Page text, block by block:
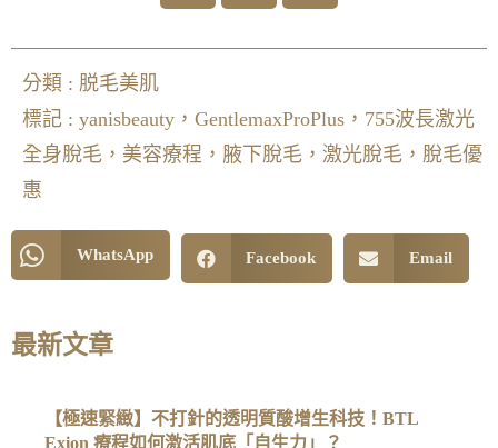
分類 : 脱毛美肌
標記 : yanisbeauty，GentlemaxProPlus，755波長激光
全身脫毛，美容療程，腋下脫毛，激光脫毛，脫毛優
惠
WhatsApp Facebook Email
最新文章
【極速緊緻】不打針的透明質酸增生科技！BTL
Exion 療程如何激活肌底「自生力」？